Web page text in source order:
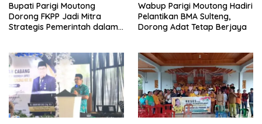
Bupati Parigi Moutong
Dorong FKPP Jadi Mitra
Strategis Pemerintah dalam
Wabup Parigi Moutong Hadiri
Pelantikan BMA Sulteng,
Dorong Adat Tetap Berjaya